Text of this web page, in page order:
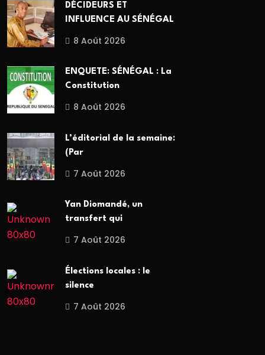
DÉCIDEURS ET
INFLUENCE AU SÉNÉGAL
8 Août 2026
ENQUETE: SÉNÉGAL : La
Constitution
8 Août 2026
L’éditorial de la semaine:
(Par
7 Août 2026
Yan Diomandé, un
transfert qui
7 Août 2026
Élections locales : le
silence
7 Août 2026